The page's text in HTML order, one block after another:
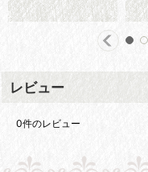
レビュー
0件のレビュー